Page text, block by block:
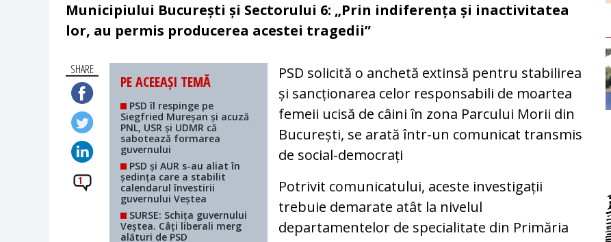
Municipiului București și Sectorului 6: „Prin indiferența și inactivitatea
lor, au permis producerea acestei tragedii”
SHARE
1
PE ACEEAȘI TEMĂ
PSD îl respinge pe
Siegfried Mureșan și acuză
PNL, USR și UDMR că
sabotează formarea
guvernului
PSD și AUR s-au aliat în
ședința care a stabilit
calendarul învestirii
guvernului Veștea
SURSE: Schița guvernului
Veștea. Câți liberali merg
alături de PSD
PSD solicită o anchetă extinsă pentru stabilirea
și sancționarea celor responsabili de moartea
femeii ucisă de câini în zona Parcului Morii din
București, se arată într-un comunicat transmis
de social-democrați
Potrivit comunicatului, aceste investigații
trebuie demarate atât la nivelul
departamentelor de specialitate din Primăria